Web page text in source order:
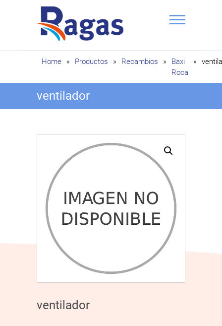
Ragas
Home » Productos » Recambios »
Baxi
Roca
»
ventilador
ventilador